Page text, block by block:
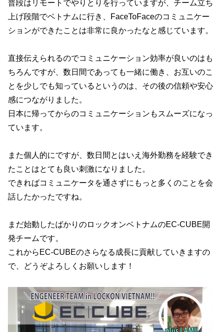
普段はリモートでやりとりを行っていますが、チーム立ち
上げ段階でベトナムに行き、FaceToFaceのコミュニケー
ションができたことは非常に良かったなと感じています。
直接伝えられるのでコミュニケーション効率が良いのはも
ちろんですが、数日間であっても一緒に働き、お互いのこ
とを少しでも知っているというのは、その後の信頼や安心
感につながりました。
日本に帰ってからのコミュニケーションもスムーズになっ
ています。
また個人的にですが、数日間とはいえ海外勤務を経験でき
たことはとても良い刺激になりました。
できればコミュニケータを通さずにもっと多くのことを会
話したかったですね。
まだ始動したばかりのロックオンベトナムのEC-CUBE開
発チームです。
これからEC-CUBEのさらなる成長に貢献していきますの
で、どうぞよろしくお願いします！